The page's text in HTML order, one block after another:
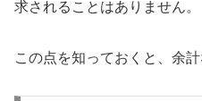
求されることはありません。
この点を知っておくと、余